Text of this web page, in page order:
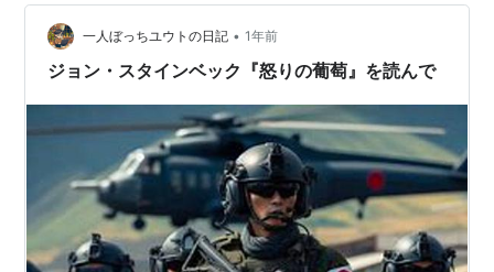
回がなかなか見応えあり、 その動画内で鈴木さんがオス
スメされていた本が気になったので読んでみました☆
「チャーリーとの旅-アメリカを探して-」 ジョン・スタ
一人ぼっちユウトの日記 • 1年前
ジョン・スタインベック『怒りの葡萄』を読んで